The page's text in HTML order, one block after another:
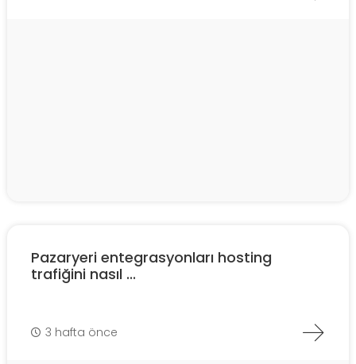
Pazaryeri entegrasyonları hosting
trafiğini nasıl ...
3 hafta önce